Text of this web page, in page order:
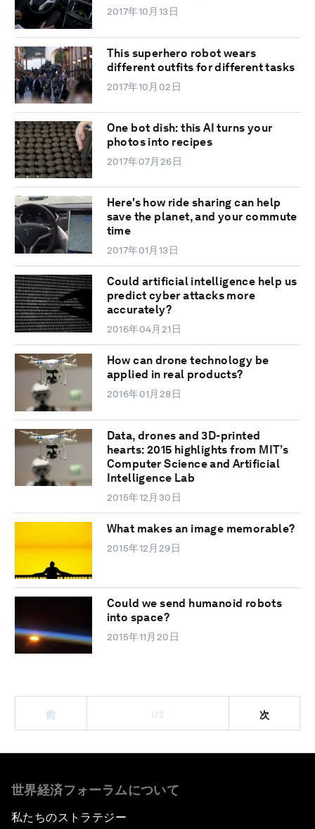
2017年10月13日
This superhero robot wears
different outfits for different tasks
2017年10月02日
One bot dish: this AI turns your
photos into recipes
2017年07月26日
Here's how ride sharing can help
save the planet, and your commute
time
2017年01月13日
Could artificial intelligence help us
predict cyber attacks more
accurately?
2016年04月21日
How can drone technology be
applied in real products?
2016年01月28日
Data, drones and 3D-printed
hearts: 2015 highlights from MIT’s
Computer Science and Artificial
Intelligence Lab
2015年12月30日
What makes an image memorable?
2015年12月29日
Could we send humanoid robots
into space?
2015年11月20日
前 1/2 次
世界経済フォーラムについて
私たちのストラテジー